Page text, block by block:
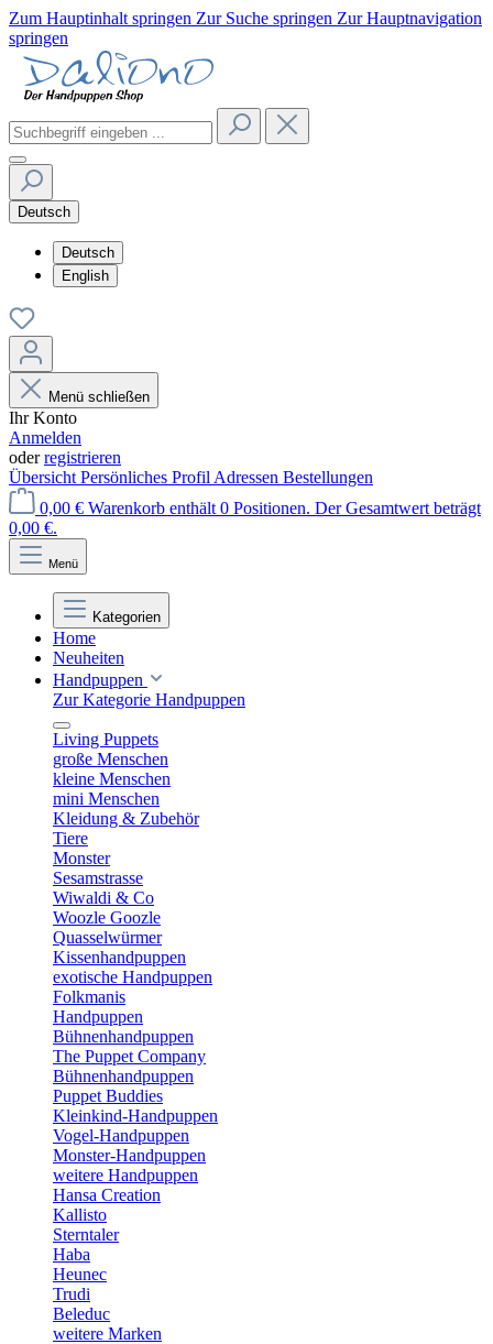
Zum Hauptinhalt springen Zur Suche springen Zur Hauptnavigation
springen
Deutsch
Deutsch
English
Menü schließen
Ihr Konto
Anmelden
oderregistrieren
Übersicht Persönliches Profil Adressen Bestellungen
0,00 € Warenkorb enthält 0 Positionen. Der Gesamtwert beträgt
0,00 €.
Menü
Kategorien
Home
Neuheiten
Handpuppen
Zur Kategorie Handpuppen
Living Puppets
große Menschen
kleine Menschen
mini Menschen
Kleidung & Zubehör
Tiere
Monster
Sesamstrasse
Wiwaldi & Co
Woozle Goozle
Quasselwürmer
Kissenhandpuppen
exotische Handpuppen
Folkmanis
Handpuppen
Bühnenhandpuppen
The Puppet Company
Bühnenhandpuppen
Puppet Buddies
Kleinkind-Handpuppen
Vogel-Handpuppen
Monster-Handpuppen
weitere Handpuppen
Hansa Creation
Kallisto
Sterntaler
Haba
Heunec
Trudi
Beleduc
weitere Marken